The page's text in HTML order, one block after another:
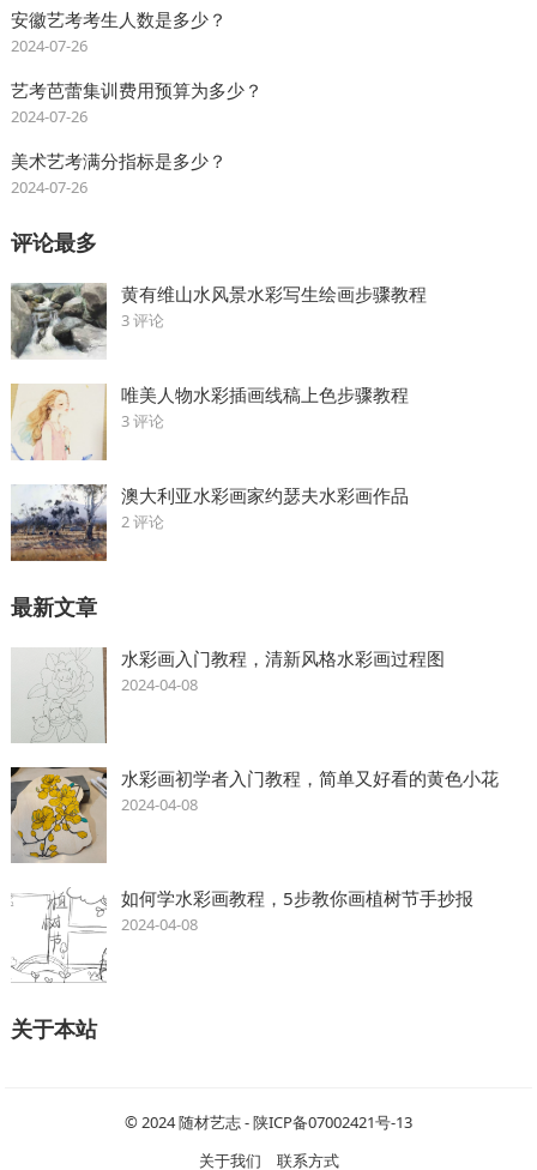
安徽艺考考生人数是多少？
2024-07-26
艺考芭蕾集训费用预算为多少？
2024-07-26
美术艺考满分指标是多少？
2024-07-26
评论最多
黄有维山水风景水彩写生绘画步骤教程
3 评论
唯美人物水彩插画线稿上色步骤教程
3 评论
澳大利亚水彩画家约瑟夫水彩画作品
2 评论
最新文章
水彩画入门教程，清新风格水彩画过程图
2024-04-08
水彩画初学者入门教程，简单又好看的黄色小花
2024-04-08
如何学水彩画教程，5步教你画植树节手抄报
2024-04-08
关于本站
© 2024随材艺志-陕ICP备07002421号-13
关于我们
联系方式